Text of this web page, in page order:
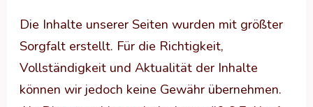
Die Inhalte unserer Seiten wurden mit größter
Sorgfalt erstellt. Für die Richtigkeit,
Vollständigkeit und Aktualität der Inhalte
können wir jedoch keine Gewähr übernehmen.